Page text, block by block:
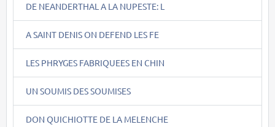
DE NEANDERTHAL A LA NUPESTE: L
A SAINT DENIS ON DEFEND LES FE
LES PHRYGES FABRIQUEES EN CHIN
UN SOUMIS DES SOUMISES
DON QUICHIOTTE DE LA MELENCHE